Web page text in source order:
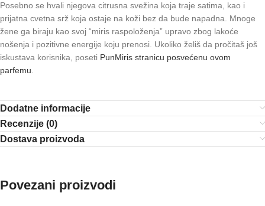
Posebno se hvali njegova citrusna svežina koja traje satima, kao i
prijatna cvetna srž koja ostaje na koži bez da bude napadna. Mnoge
žene ga biraju kao svoj “miris raspoloženja” upravo zbog lakoće
nošenja i pozitivne energije koju prenosi. Ukoliko želiš da pročitaš još
iskustava korisnika, poseti PunMiris stranicu posvećenu ovom
parfemu
Dodatne informacije
Recenzije (0)
Dostava proizvoda
Povezani proizvodi